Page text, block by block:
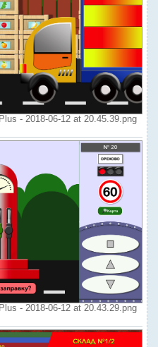
- 2018-06-12 at 20.45.39.png
- 2018-06-12 at 20.43.29.png